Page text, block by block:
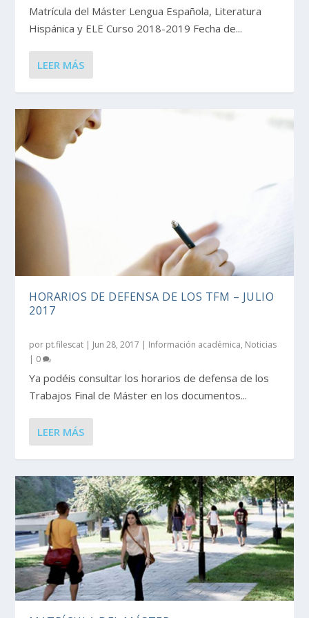
Matrícula del Máster Lengua Española, Literatura
Hispánica y ELE Curso 2018-2019 Fecha de...
LEER MÁS
HORARIOS DE DEFENSA DE LOS TFM – JULIO
2017
por pt.filescat | Jun 28, 2017 | Información académica, Noticias
| 0
Ya podéis consultar los horarios de defensa de los
Trabajos Final de Máster en los documentos...
LEER MÁS